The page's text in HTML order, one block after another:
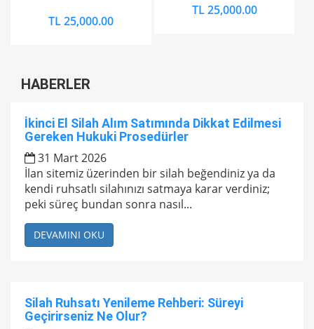
TL 25,000.00
TL 25,000.00
HABERLER
İkinci El Silah Alım Satımında Dikkat Edilmesi
Gereken Hukuki Prosedürler
31 Mart 2026
İlan sitemiz üzerinden bir silah beğendiniz ya da
kendi ruhsatlı silahınızı satmaya karar verdiniz;
peki süreç bundan sonra nasıl...
DEVAMINI OKU
Silah Ruhsatı Yenileme Rehberi: Süreyi
Geçirirseniz Ne Olur?